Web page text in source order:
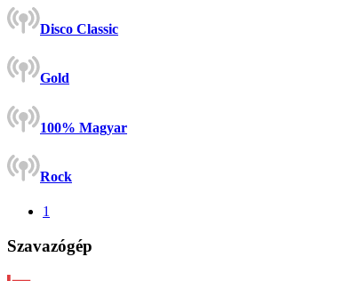
Disco Classic
Gold
100% Magyar
Rock
1
Szavazógép